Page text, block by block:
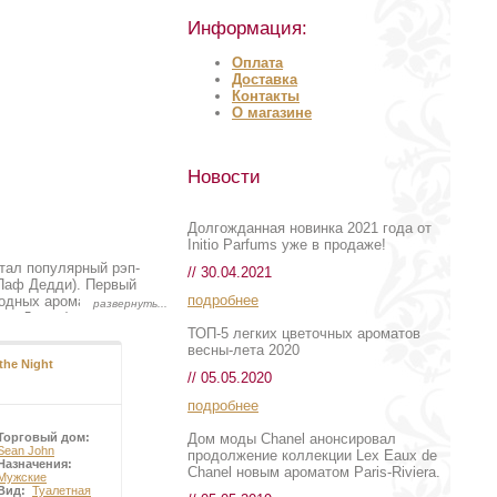
популярный рэп-
Дедди). Первый
ароматов
Джона) – это страсть
рады
вольны выражать
John действительно
активное
в крупный
купить аромат
Night
дом:
John
Туалетная
Информация:
Оплата
Доставка
Контакты
О магазине
Новости
Долгожданная новинка 2021 года от
Initio Parfums уже в продаже!
// 30.04.2021
подробнее
ТОП-5 легких цветочных ароматов
весны-лета 2020
// 05.05.2020
подробнее
Дом моды Chanel анонсировал
продолжение коллекции Lex Eaux de
Chanel новым ароматом Paris-Riviera.